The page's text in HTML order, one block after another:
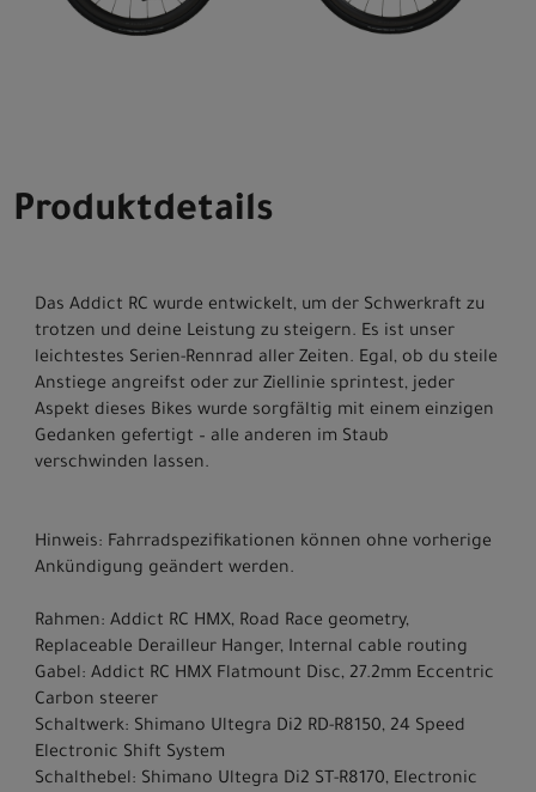
Produktdetails
Das Addict RC wurde entwickelt, um der Schwerkraft zu
trotzen und deine Leistung zu steigern. Es ist unser
leichtestes Serien-Rennrad aller Zeiten. Egal, ob du steile
Anstiege angreifst oder zur Ziellinie sprintest, jeder
Aspekt dieses Bikes wurde sorgfältig mit einem einzigen
Gedanken gefertigt – alle anderen im Staub
verschwinden lassen.
Hinweis: Fahrradspezifikationen können ohne vorherige
Ankündigung geändert werden.
Rahmen: Addict RC HMX, Road Race geometry,
Replaceable Derailleur Hanger, Internal cable routing
Gabel: Addict RC HMX Flatmount Disc, 27.2mm Eccentric
Carbon steerer
Schaltwerk: Shimano Ultegra Di2 RD-R8150, 24 Speed
Electronic Shift System
Schalthebel: Shimano Ultegra Di2 ST-R8170, Electronic